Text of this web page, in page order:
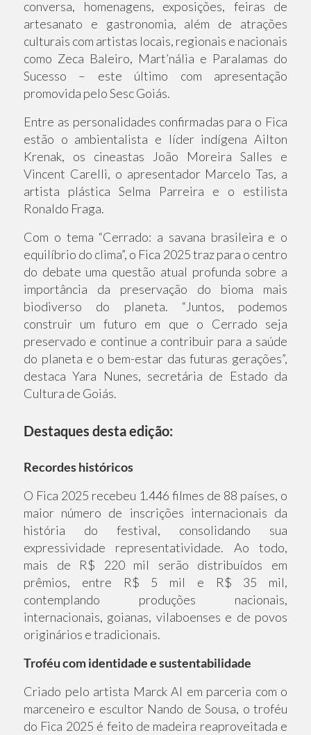
conversa, homenagens, exposições, feiras de
artesanato e gastronomia, além de atrações
culturais com artistas locais, regionais e nacionais
como Zeca Baleiro, Mart’nália e Paralamas do
Sucesso – este último com apresentação
promovida pelo Sesc Goiás.
Entre as personalidades confirmadas para o Fica
estão o ambientalista e líder indígena Ailton
Krenak, os cineastas João Moreira Salles e
Vincent Carelli, o apresentador Marcelo Tas, a
artista plástica Selma Parreira e o estilista
Ronaldo Fraga.
Com o tema “Cerrado: a savana brasileira e o
equilíbrio do clima”, o Fica 2025 traz para o centro
do debate uma questão atual profunda sobre a
importância da preservação do bioma mais
biodiverso do planeta. “Juntos, podemos
construir um futuro em que o Cerrado seja
preservado e continue a contribuir para a saúde
do planeta e o bem-estar das futuras gerações”,
destaca Yara Nunes, secretária de Estado da
Cultura de Goiás.
Destaques desta edição:
Recordes históricos
O Fica 2025 recebeu 1.446 filmes de 88 países, o
maior número de inscrições internacionais da
história do festival, consolidando sua
expressividade representatividade. Ao todo,
mais de R$ 220 mil serão distribuídos em
prêmios, entre R$ 5 mil e R$ 35 mil,
contemplando produções nacionais,
internacionais, goianas, vilaboenses e de povos
originários e tradicionais.
Troféu com identidade e sustentabilidade
Criado pelo artista Marck Al em parceria com o
marceneiro e escultor Nando de Sousa, o troféu
do Fica 2025 é feito de madeira reaproveitada e